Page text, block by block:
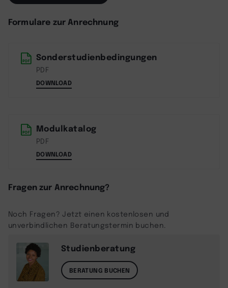
Formulare zur Anrechnung
Sonderstudienbedingungen
PDF
DOWNLOAD
Modulkatalog
PDF
DOWNLOAD
Fragen zur Anrechnung?
Noch Fragen? Jetzt einen kostenlosen und
unverbindlichen Beratungstermin buchen.
Studienberatung
BERATUNG BUCHEN